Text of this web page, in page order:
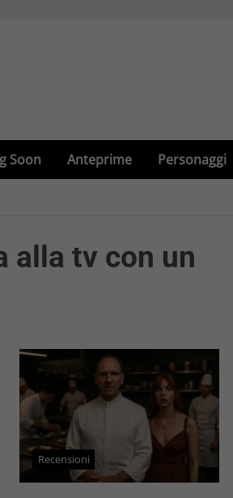
Soon Anteprime Personaggi
alla tv con un
Recensioni